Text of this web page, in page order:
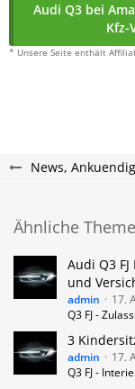
Audi Q3 bei
Kfz-
* Unsere Seite enthält
News,
Ähnliche
Audi Q3
und
admin
17.
Q3 FJ -
3
admin
17.
Q3 FJ -